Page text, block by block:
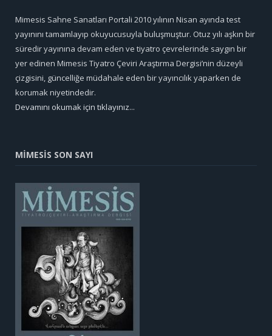
Mimesis Sahne Sanatları Portali 2010 yılının Nisan ayında test
yayınını tamamlayıp okuyucusuyla buluşmuştur. Otuz yılı aşkın bir
süredir yayınına devam eden ve tiyatro çevrelerinde saygın bir
yer edinen Mimesis Tiyatro Çeviri Araştırma Dergisi’nin düzeyli
çizgisini, güncelliğe müdahale eden bir yayıncılık yaparken de
korumak niyetindedir.
Devamını okumak için tıklayınız...
MİMESİS SON SAYI